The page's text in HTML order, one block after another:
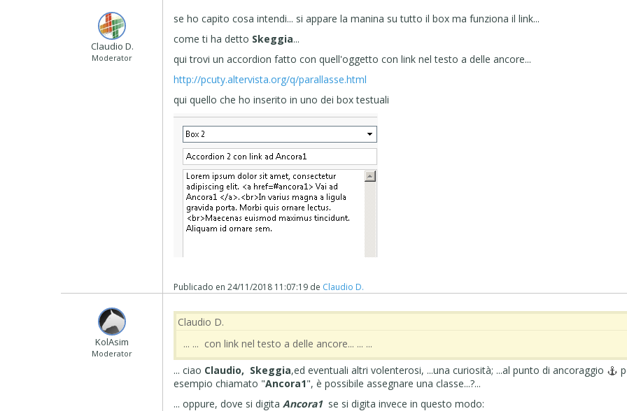
Claudio D.
Moderator
se ho capito cosa intendi... si appare la manina su tutto il box ma funziona il link...
come ti ha detto Skeggia...
qui trovi un accordion fatto con quell'oggetto con link nel testo a delle ancore...
http://pcuty.altervista.org/q/parallasse.html
qui quello che ho inserito in uno dei box testuali
Publicado en24/11/2018 11:07:19 de Claudio D.
‪ KolAsim ‪ ‪
Moderator
Claudio D.
... ... con link nel testo a delle ancore... ... ...
... ciao Claudio, Skeggia,ed eventuali altri volenterosi, ...una curiosità; ...al punto di ancoraggio
esempio chiamato "Ancora1", è possibile assegnare una classe...?...
... oppure, dove si digitaAncora1se si digita invece in questo modo: